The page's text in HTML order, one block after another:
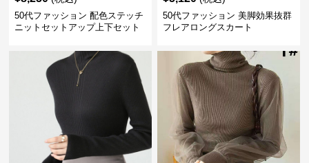
50代ファッション 配色ステッチ
ニットセットアップ上下セット
50代ファッション 美脚効果抜群
フレアロングスカート